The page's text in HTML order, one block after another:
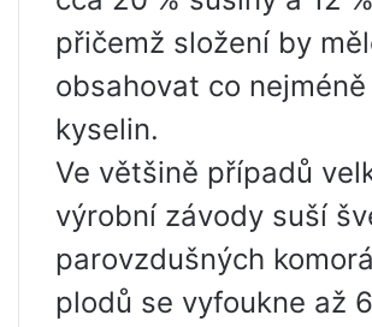
přičemž složení by
obsahovat co
kyselin.
Ve většině případů
výrobní závody suší
parovzdušných
plodů se vyfoukne až